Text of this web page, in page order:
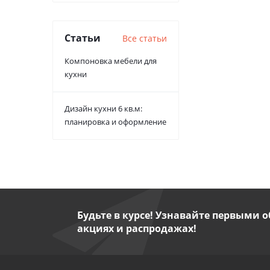
Статьи Все статьи
Компоновка мебели для
кухни
Дизайн кухни 6 кв.м:
планировка и оформление
Будьте в курсе! Узнавайте первыми
акциях и распродажах!